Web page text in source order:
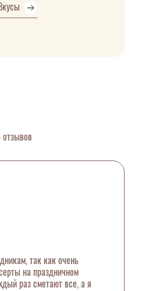
отзывов
так как очень
на праздничном
раз сметают все, а я